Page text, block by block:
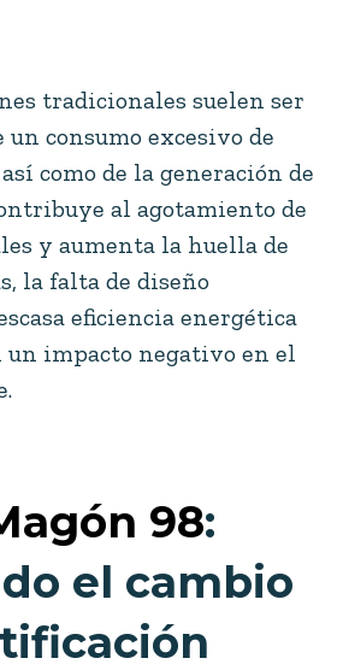
tradicionales suelen ser
un consumo excesivo de
como de la generación de
al agotamiento de
y aumenta la huella de
la falta de diseño
eficiencia energética
impacto negativo en el
98:
el cambio